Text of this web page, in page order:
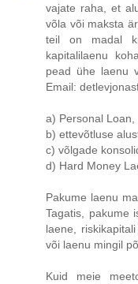
vajate raha, et
võla või maksta
teil on madal
kapitalilaenu
pead ühe laenu
Email:
a) Personal Loan,
b) ettevõtluse
c) võlgade
d) Hard Money
Pakume laenu
Tagatis, pakume
laene,
või laenu mingil
Kuid meie